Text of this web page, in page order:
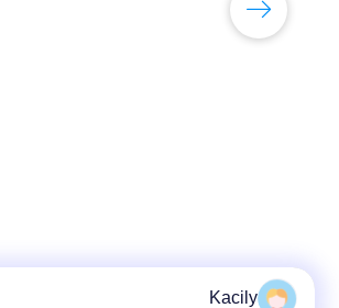
Kacily